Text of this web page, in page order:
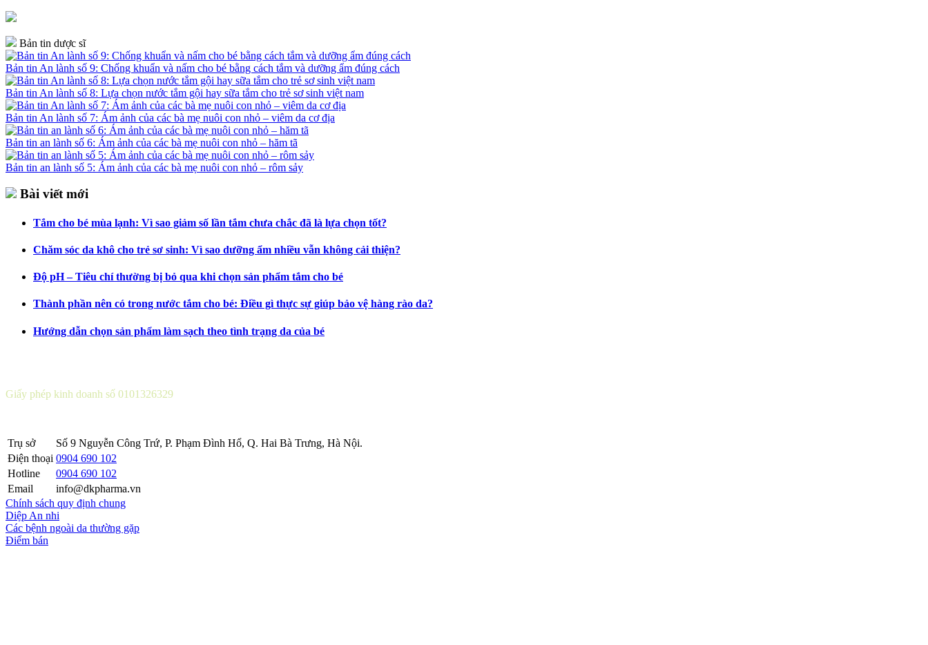
Bản tin dược sĩ
Bản tin An lành số 9: Chống khuẩn và nấm cho bé bằng cách tắm và dưỡng ẩm đúng cách
Bản tin An lành số 8: Lựa chọn nước tắm gội hay sữa tắm cho trẻ sơ sinh việt nam
Bản tin An lành số 7: Ám ảnh của các bà mẹ nuôi con nhỏ – viêm da cơ địa
Bản tin an lành số 6: Ám ảnh của các bà mẹ nuôi con nhỏ – hăm tã
Bản tin an lành số 5: Ám ảnh của các bà mẹ nuôi con nhỏ – rôm sảy
Bài viết mới
Tắm cho bé mùa lạnh: Vì sao giảm số lần tắm chưa chắc đã là lựa chọn tốt?
Chăm sóc da khô cho trẻ sơ sinh: Vì sao dưỡng ẩm nhiều vẫn không cải thiện?
Độ pH – Tiêu chí thường bị bỏ qua khi chọn sản phẩm tắm cho bé
Thành phần nên có trong nước tắm cho bé: Điều gì thực sự giúp bảo vệ hàng rào da?
Hướng dẫn chọn sản phẩm làm sạch theo tình trạng da của bé
Giấy phép kinh doanh số 0101326329
Trụ sở
Số 9 Nguyễn Công Trứ, P. Phạm Đình Hổ, Q. Hai Bà Trưng, Hà Nội.
Điện thoại 0904 690 102
Hotline
0904 690 102
Email
info@dkpharma.vn
Chính sách quy định chung
Diệp An nhi
Các bệnh ngoài da thường gặp
Điểm bán